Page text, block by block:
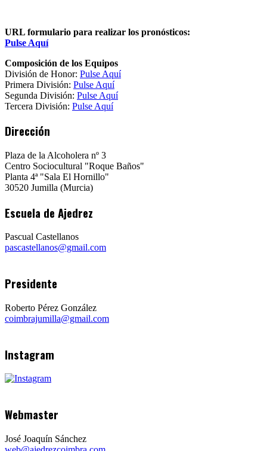
URL formulario para realizar los pronósticos:
Pulse Aquí
Composición de los Equipos
División de Honor: Pulse Aquí
Primera División: Pulse Aquí
Segunda División: Pulse Aquí
Tercera División: Pulse Aquí
Dirección
Plaza de la Alcoholera nº 3
Centro Sociocultural "Roque Baños"
Planta 4ª "Sala El Hornillo"
30520 Jumilla (Murcia)
Escuela de Ajedrez
Pascual Castellanos
pascastellanos@gmail.com
Presidente
Roberto Pérez González
coimbrajumilla@gmail.com
Instagram
Webmaster
José Joaquín Sánchez